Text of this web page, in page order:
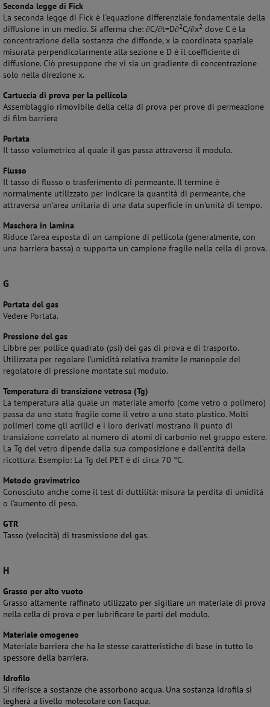
Seconda legge di Fick
La seconda legge di Fick è l'equazione differenziale fondamentale della
diffusione in un medio. Si afferma che: ∂C/∂t=D∂2C/∂x2 dove C è la
concentrazione della sostanza che diffonde, x la coordinata spaziale
misurata perpendicolarmente alla sezione e D è il coefficiente di
diffusione. Ciò presuppone che vi sia un gradiente di concentrazione
solo nella direzione x.
Cartuccia di prova per la pellicola
Assemblaggio rimovibile della cella di prova per prove di permeazione
di film barriera
Portata
Il tasso volumetrico al quale il gas passa attraverso il modulo.
Flusso
Il tasso di flusso o trasferimento di permeante. Il termine è
normalmente utilizzato per indicare la quantità di permeante, che
attraversa un'area unitaria di una data superficie in un'unità di tempo.
Maschera in lamina
Riduce l'area esposta di un campione di pellicola (generalmente, con
una barriera bassa) o supporta un campione fragile nella cella di prova.
G
Portata del gas
Vedere Portata.
Pressione del gas
Libbre per pollice quadrato (psi) dei gas di prova e di trasporto.
Utilizzata per regolare l'umidità relativa tramite le manopole del
regolatore di pressione montate sul modulo.
Temperatura di transizione vetrosa (Tg)
La temperatura alla quale un materiale amorfo (come vetro o polimero)
passa da uno stato fragile come il vetro a uno stato plastico. Molti
polimeri come gli acrilici e i loro derivati mostrano il punto di
transizione correlato al numero di atomi di carbonio nel gruppo estere.
La Tg del vetro dipende dalla sua composizione e dall'entità della
ricottura. Esempio: La Tg del PET è di circa 70 °C.
Metodo gravimetrico
Conosciuto anche come il test di duttilità: misura la perdita di umidità
o l'aumento di peso.
GTR
Tasso (velocità) di trasmissione del gas.
H
Grasso per alto vuoto
Grasso altamente raffinato utilizzato per sigillare un materiale di prova
nella cella di prova e per lubrificare le parti del modulo.
Materiale omogeneo
Materiale barriera che ha le stesse caratteristiche di base in tutto lo
spessore della barriera.
Idrofilo
Si riferisce a sostanze che assorbono acqua. Una sostanza idrofila si
legherà a livello molecolare con l'acqua.